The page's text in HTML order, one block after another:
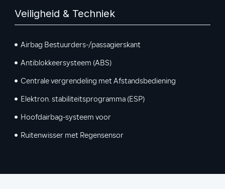
Veiligheid & Techniek
Airbag Bestuurders-/passagierskant
Antiblokkeersysteem (ABS)
Centrale vergrendeling met Afstandsbediening
Elektron. stabiliteitsprogramma (ESP)
Hoofdairbag-systeem voor
Ruitenwisser met Regensensor